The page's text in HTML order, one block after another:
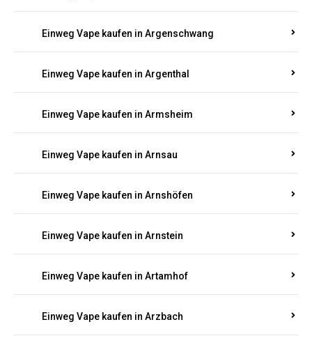
Einweg Vape kaufen in Argenschwang
Einweg Vape kaufen in Argenthal
Einweg Vape kaufen in Armsheim
Einweg Vape kaufen in Arnsau
Einweg Vape kaufen in Arnshöfen
Einweg Vape kaufen in Arnstein
Einweg Vape kaufen in Artamhof
Einweg Vape kaufen in Arzbach